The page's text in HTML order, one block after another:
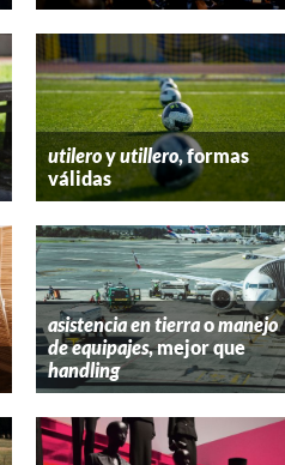
utileroyutillero, formas
válidas
asistencia en tierraomanejo
de equipajes, mejor que
handling